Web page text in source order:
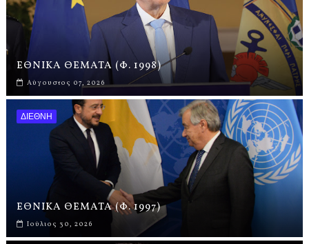
ΕΘΝΙΚΑ ΘΕΜΑΤΑ (Φ. 1998)
Αύγουστος 07, 2026
ΔΙΕΘΝΗ
ΕΘΝΙΚΑ ΘΕΜΑΤΑ (Φ. 1997)
Ιούλιος 30, 2026